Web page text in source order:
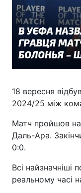
18 вересня
2024/25 між
Матч пройшов
Даль-Ара.
0:0.
Всі найзначніші
реальному часі